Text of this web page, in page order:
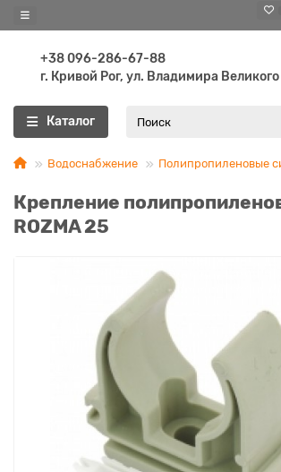
+38 096-286-67-88
г. Кривой Рог, ул. Владимира
Каталог
Водоснабжение Полипропиленовые
Крепление
ROZMA 25